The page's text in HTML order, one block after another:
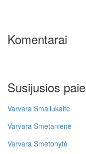
Komentarai
Susijusios
Varvara Smaliukaite
Varvara Smetanienė
Varvara Smetonytė